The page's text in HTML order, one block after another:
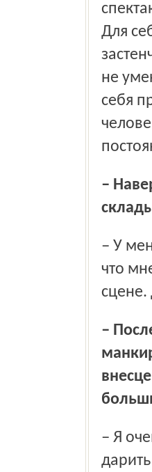
Для
не
себя
– Наверное, потому и ваши отношения с кино не
– У меня есть небольшой опыт съёмок, но не могу сказать,
что
– Последнее как раз понятно, раз вы кастингами
– Я очень люблю покупать для кого-то, просто обожаю